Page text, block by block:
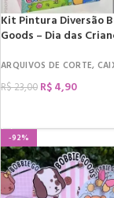
Kit Pintura Diversão
Goods – Dia das
ARQUIVOS DE CORTE,
R$23,00 R$4,90
-92%